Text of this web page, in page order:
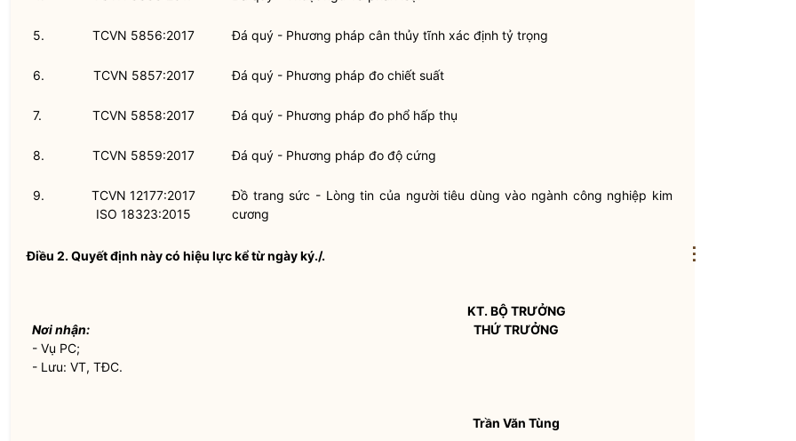
5. TCVN 5856:2017 Đá quý - Phương pháp cân thủy tĩnh xác định tỷ trọng
6. TCVN 5857:2017 Đá quý - Phương pháp đo chiết suất
7. TCVN 5858:2017 Đá quý - Phương pháp đo phổ hấp thụ
8. TCVN 5859:2017 Đá quý - Phương pháp đo độ cứng
9.
TCVN 12177:2017
ISO 18323:2015
Đồ trang sức - Lòng tin của người tiêu dùng vào ngành công nghiệp kim
cương
Điều 2.Quyết định này có hiệu lực kể từ ngày ký./.
Nơi nhận:
- Vụ PC;
- Lưu: VT, TĐC.
KT.BỘ TRƯỞNG
THỨ TRƯỞNG
Trần Văn Tùng
⋮